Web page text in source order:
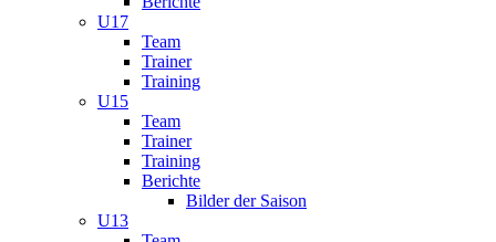
U17
Team
Trainer
Training
U15
Team
Trainer
Training
Berichte
Bilder der Saison
U13